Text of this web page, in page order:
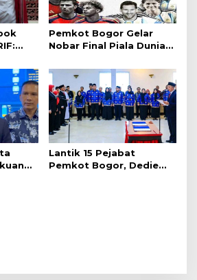
Pemkot Bogor Gelar
Nobar Final Piala Dunia
Lantik 15 Pejabat
Pemkot Bogor, Dedie